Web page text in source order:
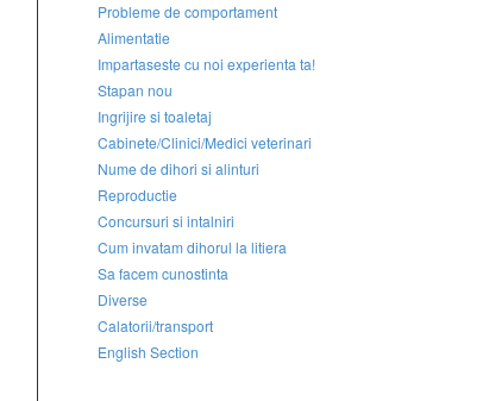
Probleme de comportament
Alimentatie
Impartaseste cu noi experienta ta!
Stapan nou
Ingrijire si toaletaj
Cabinete/Clinici/Medici veterinari
Nume de dihori si alinturi
Reproductie
Concursuri si intalniri
Cum invatam dihorul la litiera
Sa facem cunostinta
Diverse
Calatorii/transport
English Section